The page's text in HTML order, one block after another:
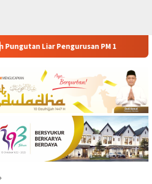
Dianggap Tidak Profesional, PT. Rajeg